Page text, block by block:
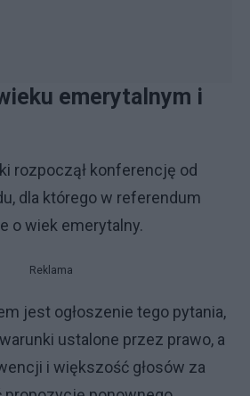
emerytalnym i
rozpoczął konferencję od
dla którego w referendum
o wiek emerytalny.
Reklama
jest ogłoszenie tego pytania,
ustalone przez prawo, a
i większość głosów za